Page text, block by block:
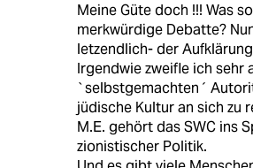
Meine Güte doch !!! Was
merkwürdige Debatte?
letzendlich- der
Irgendwie zweifle ich sehr
`selbstgemachten´
jüdische Kultur an sich zu
M.E. gehört das SWC ins
zionistischer Politik.